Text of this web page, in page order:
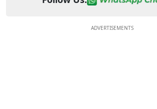
ADVERTISEMENTS